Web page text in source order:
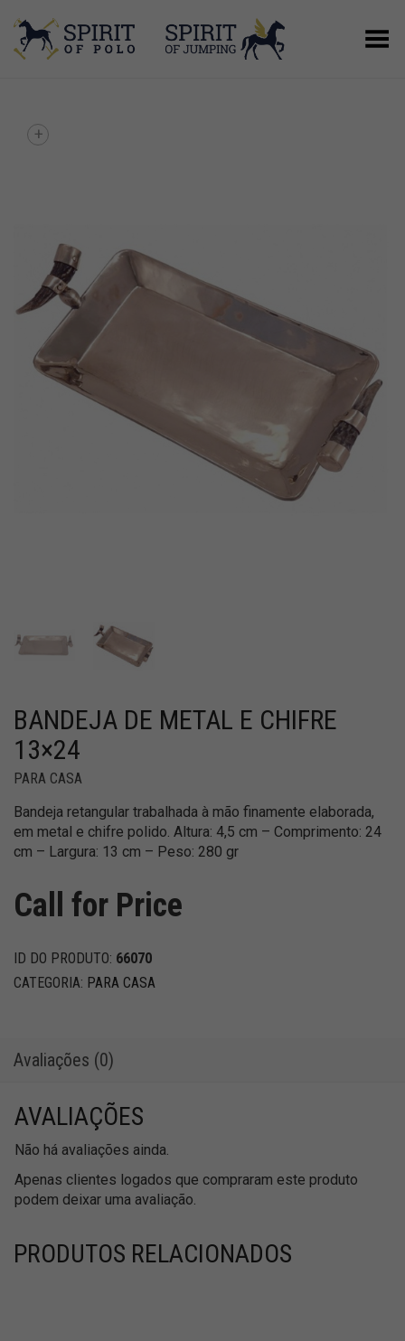
Alternar Menu
+
BANDEJA DE METAL E CHIFRE
13×24
PARA CASA
Bandeja retangular trabalhada à mão finamente elaborada,
em metal e chifre polido. Altura: 4,5 cm – Comprimento: 24
cm – Largura: 13 cm – Peso: 280 gr
Call for Price
ID DO PRODUTO: 66070
CATEGORIA: PARA CASA
Avaliações (0)
AVALIAÇÕES
Não há avaliações ainda.
Apenas clientes logados que compraram este produto
podem deixar uma avaliação.
PRODUTOS RELACIONADOS